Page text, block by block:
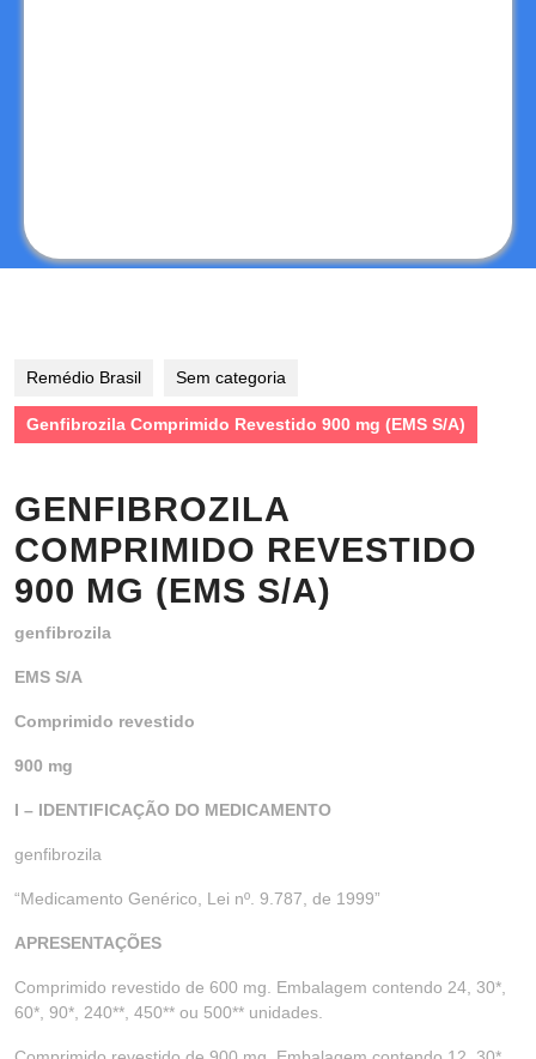
Remédio Brasil Sem categoria
Genfibrozila Comprimido Revestido 900 mg (EMS S/A)
GENFIBROZILA
COMPRIMIDO REVESTIDO
900 MG (EMS S/A)
genfibrozila
EMS S/A
Comprimido revestido
900 mg
I – IDENTIFICAÇÃO DO MEDICAMENTO
genfibrozila
“Medicamento Genérico, Lei nº. 9.787, de 1999”
APRESENTAÇÕES
Comprimido revestido de 600 mg. Embalagem contendo 24, 30*,
60*, 90*, 240**, 450** ou 500** unidades.